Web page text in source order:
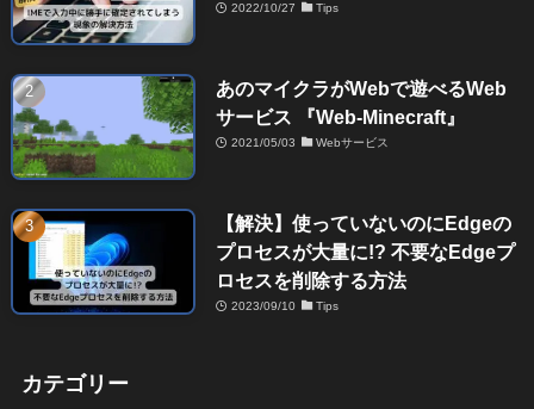
2022/10/27 Tips
あのマイクラがWebで遊べるWeb
サービス 『Web-Minecraft』
2021/05/03 Webサービス
【解決】使っていないのにEdgeの
プロセスが大量に!? 不要なEdgeプ
ロセスを削除する方法
2023/09/10 Tips
カテゴリー